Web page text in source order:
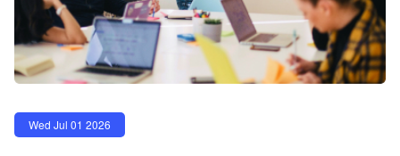
Wed Jul 01 2026